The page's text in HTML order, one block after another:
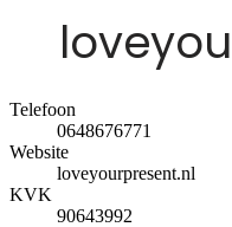
Telefoon
0648676771
Website
loveyourpresent.nl
KVK
90643992